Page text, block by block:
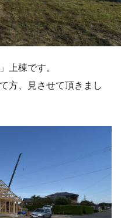
上棟です。
方、見させて頂きまし